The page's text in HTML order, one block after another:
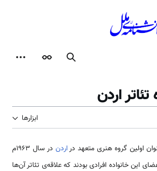
جستجوظاهر
محتویات
تئاتر اردن
ابزارها
اولین گروه هنری متعهد دراردن
در سال 1963م
این خانواده افرادی بودند که علاقه‌ی تئاتر آن‌ها